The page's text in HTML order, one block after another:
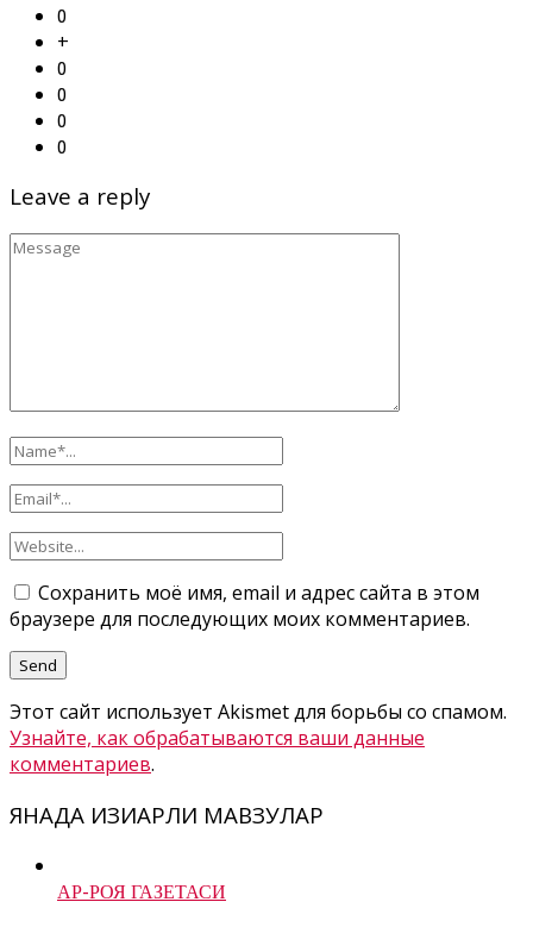
0
+
0
0
0
0
Leave a reply
Сохранить моё имя, email и адрес сайта в этом
браузере для последующих моих комментариев.
Этот сайт использует Akismet для борьбы со спамом.
Узнайте, как обрабатываются ваши данные
комментариев.
ЯНАДА ҚИЗИҚАРЛИ МАВЗУЛАР
АР-РОЯ ГАЗЕТАСИ